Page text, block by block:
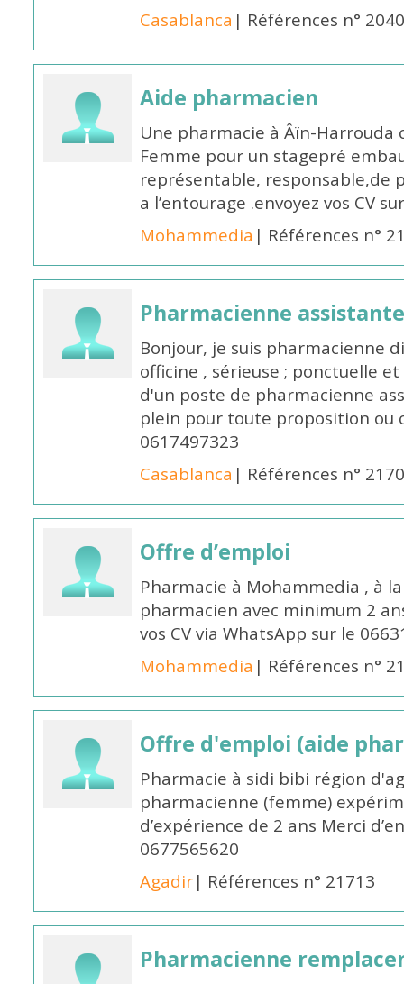
Casablanca | Références n°
Aide pharmacien
Une pharmacie à Âïn-Harrouda
Femme pour un stagepré
représentable,
a l’entourage .envoyez vos CV
Mohammedia | Références n°
Pharmacienne
Bonjour, je suis pharmacienne
officine , sérieuse ; ponctuelle
d'un poste de pharmacienne
plein pour toute proposition ou
0617497323
Casablanca | Références n°
Offre d’emploi
Pharmacie à Mohammedia , à
pharmacien avec minimum 2
vos CV via WhatsApp sur le
Mohammedia | Références n°
Offre d'emploi (aide
Pharmacie à sidi bibi région
pharmacienne (femme)
d’expérience de 2 ans Merci
0677565620
Agadir| Références n° 21713
Pharmacienne